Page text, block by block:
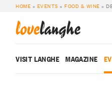
HOME » EVENTS »FOOD & WINE »
lovelanghe
VISIT LANGHE MAGAZINE